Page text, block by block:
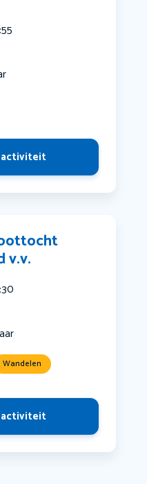
activiteit
v.v.
Wandelen
activiteit